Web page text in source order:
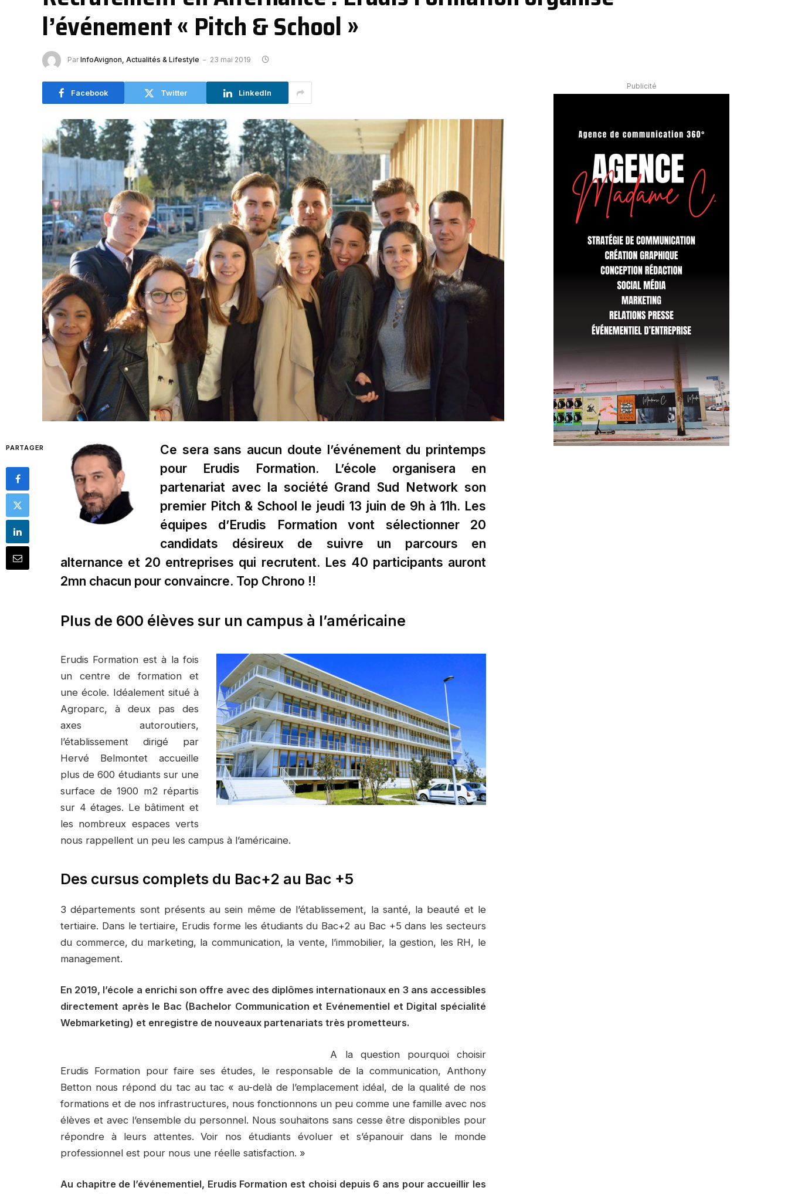
l’événement « Pitch & School »
Par InfoAvignon, Actualités & Lifestyle 23 mai 2019
Facebook Twitter LinkedIn
PARTAGER
Ce sera sans aucun doute l’événement du printemps
pour Erudis Formation. L’école organisera en
partenariat avec la société Grand Sud Network son
premier Pitch & School le jeudi 13 juin de 9h à 11h. Les
équipes d’Erudis Formation vont sélectionner 20
candidats désireux de suivre un parcours en
alternance et 20 entreprises qui recrutent. Les 40 participants auront
2mn chacun pour convaincre. Top Chrono !!
Plus de 600 élèves sur un campus à l’américaine
Erudis Formation est à la fois
un centre de formation et
une école. Idéalement situé à
Agroparc, à deux pas des
axes autoroutiers,
l’établissement dirigé par
Hervé Belmontet accueille
plus de 600 étudiants sur une
surface de 1900 m2 répartis
sur 4 étages. Le bâtiment et
les nombreux espaces verts
nous rappellent un peu les campus à l’américaine.
Des cursus complets du Bac+2 au Bac +5
3 départements sont présents au sein même de l’établissement, la santé, la beauté et le
tertiaire. Dans le tertiaire, Erudis forme les étudiants du Bac+2 au Bac +5 dans les secteurs
du commerce, du marketing, la communication, la vente, l’immobilier, la gestion, les RH, le
management.
En 2019, l’école a enrichi son offre avec des diplômes internationaux en 3 ans accessibles
directement après le Bac (Bachelor Communication et Evénementiel et Digital spécialité
Webmarketing) et enregistre de nouveaux partenariats très prometteurs.
A la question pourquoi choisir
Erudis Formation pour faire ses études, le responsable de la communication, Anthony
Betton nous répond du tac au tac « au-delà de l’emplacement idéal, de la qualité de nos
formations et de nos infrastructures, nous fonctionnons un peu comme une famille avec nos
élèves et avec l’ensemble du personnel. Nous souhaitons sans cesse être disponibles pour
répondre à leurs attentes. Voir nos étudiants évoluer et s’épanouir dans le monde
professionnel est pour nous une réelle satisfaction. »
Au chapitre de l’événementiel, Erudis Formation est choisi depuis 6 ans pour accueillir les
Publicité